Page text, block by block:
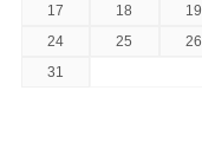
17
18 19
24
25 26
31